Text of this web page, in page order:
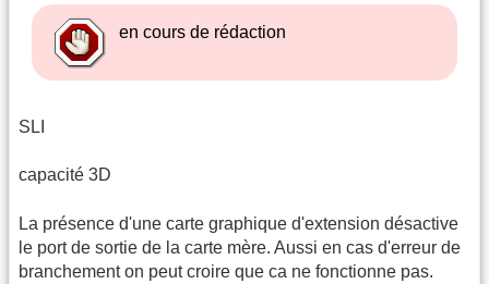
en cours de rédaction
SLI
capacité 3D
La présence d'une carte graphique d'extension désactive
le port de sortie de la carte mère. Aussi en cas d'erreur de
branchement on peut croire que ca ne fonctionne pas.